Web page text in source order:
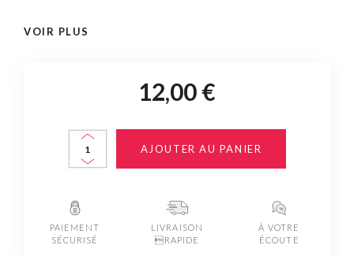
VOIR PLUS
12,00 €
AJOUTER AU PANIER
PAIEMENT
SÉCURISÉ
LIVRAISON
RAPIDE
À VOTRE
ÉCOUTE